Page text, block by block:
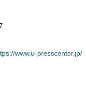
www.u-presscenter.jp/